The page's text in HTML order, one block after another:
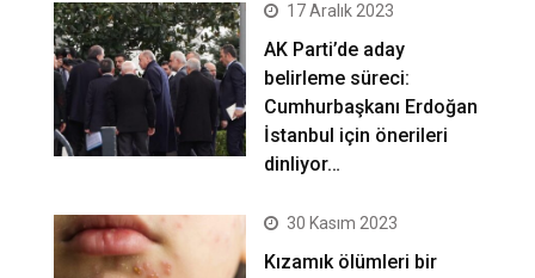
17 Aralık 2023
AK Parti’de aday
belirleme süreci:
Cumhurbaşkanı Erdoğan
İstanbul için önerileri
dinliyor…
30 Kasım 2023
Kızamık ölümleri bir